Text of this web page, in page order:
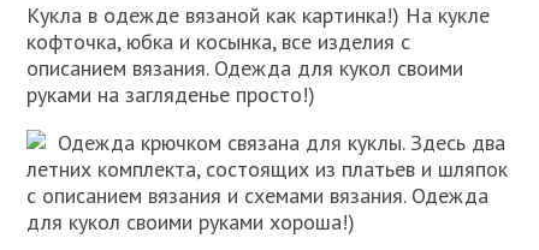
Кукла в одежде вязаной как картинка!) На кукле
кофточка, юбка и косынка, все изделия с
описанием вязания. Одежда для кукол своими
руками на загляденье просто!)
Одежда крючком связана для куклы. Здесь два
летних комплекта, состоящих из платьев и шляпок
с описанием вязания и схемами вязания. Одежда
для кукол своими руками хороша!)